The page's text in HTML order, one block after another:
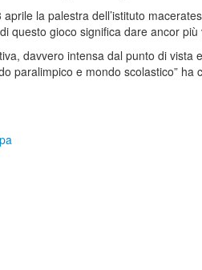
la palestra dell’istituto
questo gioco significa dare ancor
davvero intensa dal punto di
paralimpico e mondo scolastico”